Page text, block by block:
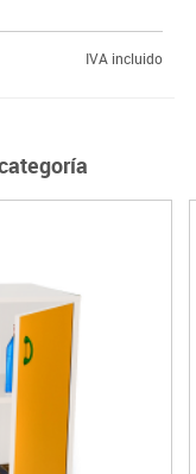
IVA incluido